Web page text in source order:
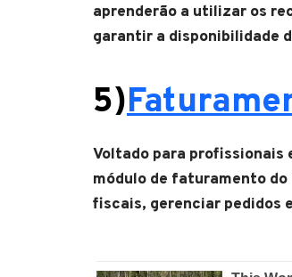
aprenderão a utilizar os
garantir a disponibilidade
5)
Voltado para profissionais
módulo de faturamento
fiscais, gerenciar pedidos